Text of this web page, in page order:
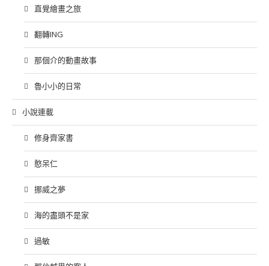
直覺繪畫之旅
翻轉ING
那個介的動畫故事
魯小小的日常
小說連載
修身齊家書
憨呆仁
挪威之夢
海的盡頭不是家
過敏